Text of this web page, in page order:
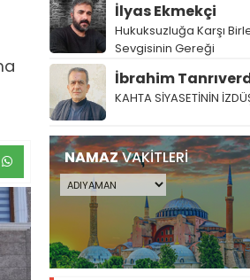
İlyas Ekmekçi
Hukuksuzluğa Karşı
Sevgisinin Gereği
İbrahim
KAHTA SİYASETİNİN
NAMAZVAKİTLERİ